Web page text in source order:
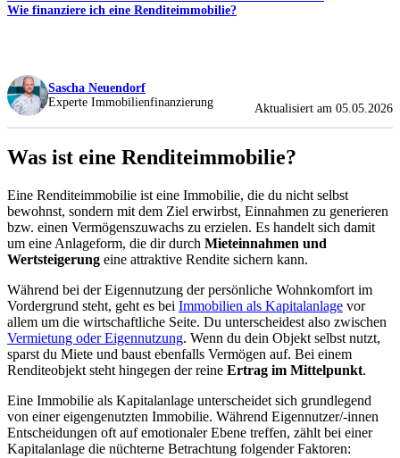
Wie finanziere ich eine Renditeimmobilie?
Sascha Neuendorf
Experte Immobilienfinanzierung
Aktualisiert am 05.05.2026
Was ist eine Renditeimmobilie?
Eine Renditeimmobilie ist eine Immobilie, die du nicht selbst
bewohnst, sondern mit dem Ziel erwirbst, Einnahmen zu generieren
bzw. einen Vermögenszuwachs zu erzielen. Es handelt sich damit
um eine Anlageform, die dir durch Mieteinnahmen und
Wertsteigerung eine attraktive Rendite sichern kann.
Während bei der Eigennutzung der persönliche Wohnkomfort im
Vordergrund steht, geht es bei Immobilien als Kapitalanlage vor
allem um die wirtschaftliche Seite. Du unterscheidest also zwischen
Vermietung oder Eigennutzung. Wenn du dein Objekt selbst nutzt,
sparst du Miete und baust ebenfalls Vermögen auf. Bei einem
Renditeobjekt steht hingegen der reine Ertrag im Mittelpunkt.
Eine Immobilie als Kapitalanlage unterscheidet sich grundlegend
von einer eigengenutzten Immobilie. Während Eigennutzer/-innen
Entscheidungen oft auf emotionaler Ebene treffen, zählt bei einer
Kapitalanlage die nüchterne Betrachtung folgender Faktoren: